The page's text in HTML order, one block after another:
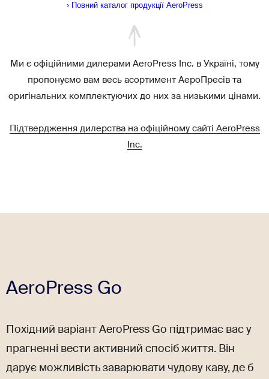
› Повний каталог продукції AeroPress
Ми є офіційними дилерами AeroPress Inc. в Україні, тому
пропонуємо вам весь асортимент АероПресів та
оригінальних комплектуючих до них за низькими цінами.
Підтвердження дилерства на офіційному сайті AeroPress
Inc.
AeroPress Go
Похідний варіант AeroPress Go підтримає вас у
прагненні вести активний спосіб життя. Він
дарує можливість заварювати чудову каву, де б